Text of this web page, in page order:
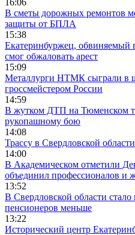
В сметы дорожных ремонтов
защиты от БПЛА
15:38
Екатеринбуржец, обвиняемый
смог обжаловать арест
15:09
Металлурги НТМК сыграли в
гроссмейстером России
14:59
В жутком ДТП на Тюменском
рукопашному бою
14:08
Трассу в Свердловской
14:00
В Академическом отметили
объединил профессионалов и
13:52
В Свердловской области
пенсионеров меньше
13:22
Исторический центр